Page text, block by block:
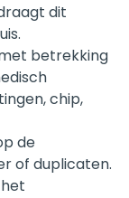
dit
betrekking
chip,
de
of duplicaten.